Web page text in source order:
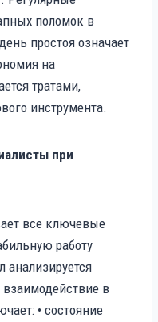
поломок в
простоя означает
на
тратами,
инструмента.
при
все ключевые
работу
взаимодействие в
• состояние